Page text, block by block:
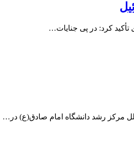
کرد: در پی جنایات…
مرکز رشد دانشگاه امام صادق(ع) در…